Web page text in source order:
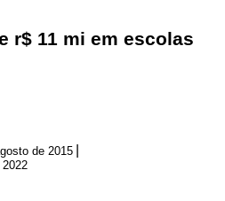
r$ 11 mi em escolas
de 2015